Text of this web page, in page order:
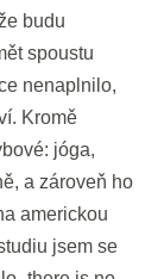
budu
spoustu
nenaplnilo,
Kromě
jóga,
a zároveň ho
americkou
jsem se